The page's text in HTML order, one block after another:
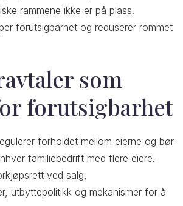
rammene ikke er på plass.
forutsigbarhet og reduserer rommet
som
forutsigbarhet
forholdet mellom eierne og bør
familiebedrift med flere eiere.
ved salg,
utbyttepolitikk og mekanismer for å